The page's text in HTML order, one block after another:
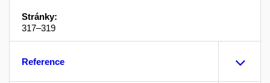
Stránky:
317–319
Reference